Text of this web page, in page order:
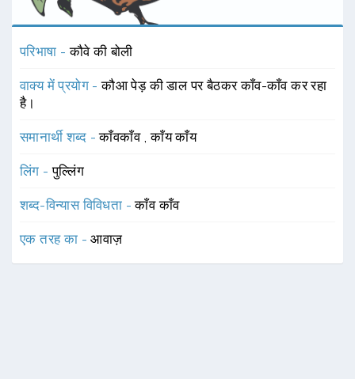
परिभाषा -कौवे की बोली
वाक्य में प्रयोग -कौआ पेड़ की डाल पर बैठकर काँव-काँव कर रहा
है।
समानार्थी शब्द -काँवकाँव ,काँय काँय
लिंग -पुल्लिंग
शब्द-विन्यास विविधता -काँव काँव
एक तरह का -आवाज़